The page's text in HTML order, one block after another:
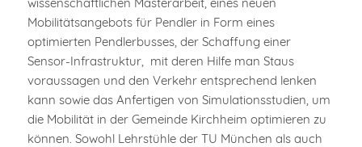
Mobilitätsangebots für Pendler in Form eines
optimierten Pendlerbusses, der Schaffung einer
Sensor-Infrastruktur, mit deren Hilfe man Staus
voraussagen und den Verkehr entsprechend lenken
kann sowie das Anfertigen von Simulationsstudien, um
die Mobilität in der Gemeinde Kirchheim optimieren zu
können. Sowohl Lehrstühle der TU München als auch